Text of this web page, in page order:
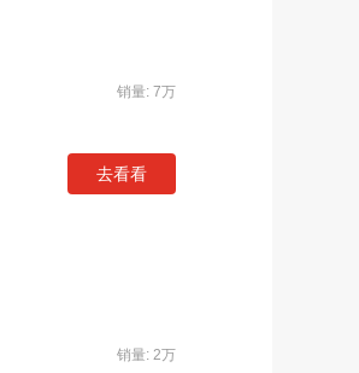
销量: 7万
去看看
销量: 2万